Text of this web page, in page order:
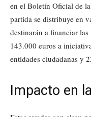
en el Boletín Oficial de
partida se distribuye en
destinarán a financiar
143.000 euros a
entidades ciudadanas y
Impacto en